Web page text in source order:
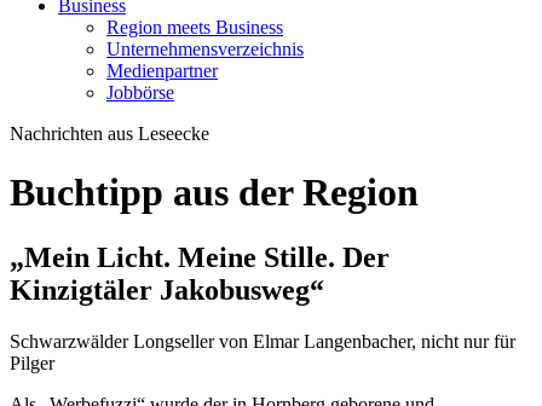
Business
Region meets Business
Unternehmensverzeichnis
Medienpartner
Jobbörse
Nachrichten aus Leseecke
Buchtipp aus der Region
„Mein Licht. Meine Stille. Der
Kinzigtäler Jakobusweg“
Schwarzwälder Longseller von Elmar Langenbacher, nicht nur für
Pilger